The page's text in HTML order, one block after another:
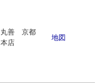
丸善 京都
本店
地図